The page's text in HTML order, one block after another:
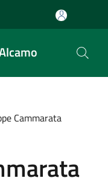
Cammarata